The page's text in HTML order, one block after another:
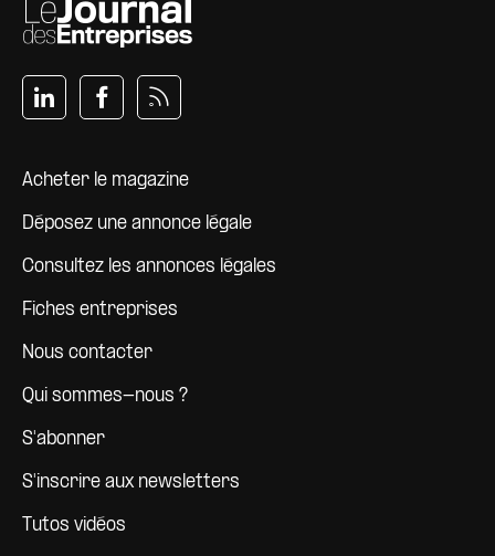
Pied de page
Acheter le magazine
Déposez une annonce légale
Consultez les annonces légales
Fiches entreprises
Nous contacter
Qui sommes-nous ?
S'abonner
S'inscrire aux newsletters
Tutos vidéos